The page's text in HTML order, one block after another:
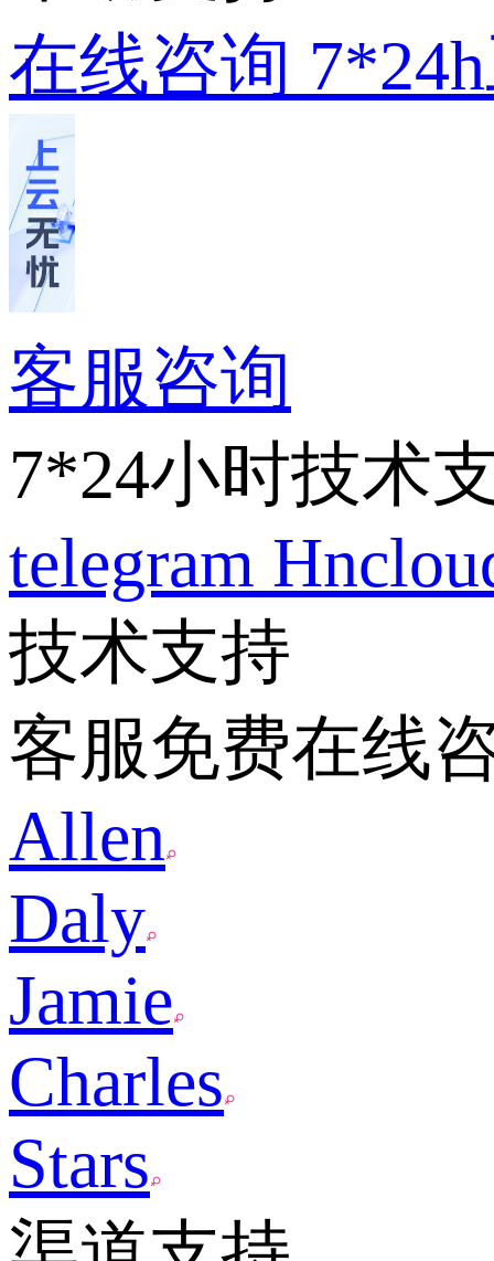
在线咨询
客服咨询
7*24小时技术
telegram
技术支持
客服免费在线
Allen
Daly
Jamie
Charles
Stars